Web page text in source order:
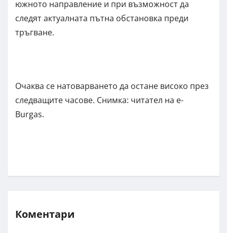
южното направление и при възможност да
следят актуалната пътна обстановка преди
тръгване.
Очаква се натоварването да остане високо през
следващите часове. Снимка: читател на e-
Burgas.
Коментари